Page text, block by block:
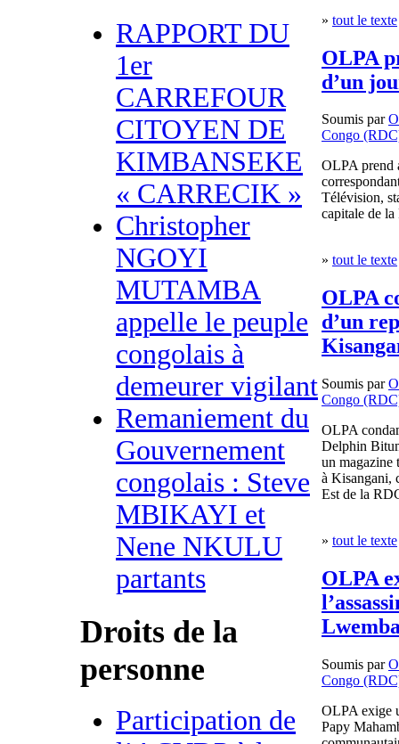
RAPPORT DU
1er
CARREFOUR
CITOYEN DE
KIMBANSEKE
« CARRECIK »
Christopher
NGOYI
MUTAMBA
appelle le peuple
congolais à
demeurer vigilant
Remaniement du
Gouvernement
congolais : Steve
MBIKAYI et
Nene NKULU
partants
Droits de la
personne
Participation de
» tout le texte
OLPA
d’un
Soumis par
Congo
OLPA prend
Télévision,
capitale de
» tout le texte
OLPA
d’un
Soumis par
Congo
OLPA
Delphin
un magazine
à Kisangani,
Est de la
» tout le texte
OLPA
Soumis par
Congo
OLPA exige
Papy